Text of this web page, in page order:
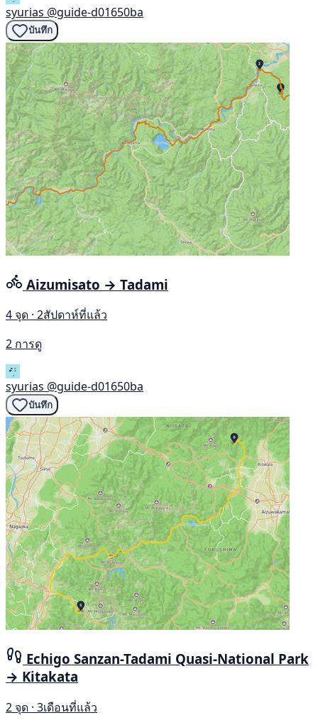
syurias @guide-d01650ba
บันทึก
Aizumisato → Tadami
4 จุด · 2สัปดาห์ที่แล้ว
2 การดู
syurias @guide-d01650ba
บันทึก
Echigo Sanzan-Tadami Quasi-National Park
→ Kitakata
2 จุด · 3เดือนที่แล้ว